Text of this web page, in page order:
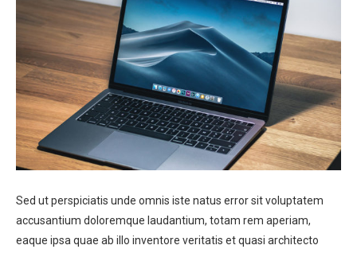
Sed ut perspiciatis unde omnis iste natus error sit voluptatem
accusantium doloremque laudantium, totam rem aperiam,
eaque ipsa quae ab illo inventore veritatis et quasi architecto